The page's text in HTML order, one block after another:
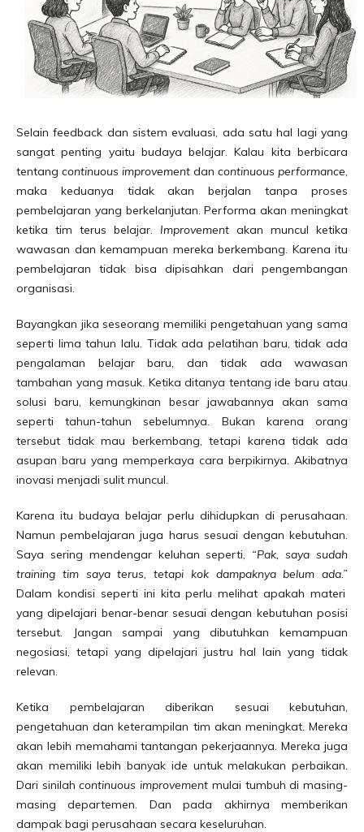
Selain feedback dan sistem evaluasi, ada satu hal lagi yang
sangat penting yaitu budaya belajar. Kalau kita berbicara
tentang continuous improvement dan continuous performance,
maka keduanya tidak akan berjalan tanpa proses
pembelajaran yang berkelanjutan. Performa akan meningkat
ketika tim terus belajar. Improvement akan muncul ketika
wawasan dan kemampuan mereka berkembang. Karena itu
pembelajaran tidak bisa dipisahkan dari pengembangan
organisasi.
Bayangkan jika seseorang memiliki pengetahuan yang sama
seperti lima tahun lalu. Tidak ada pelatihan baru, tidak ada
pengalaman belajar baru, dan tidak ada wawasan
tambahan yang masuk. Ketika ditanya tentang ide baru atau
solusi baru, kemungkinan besar jawabannya akan sama
seperti tahun-tahun sebelumnya. Bukan karena orang
tersebut tidak mau berkembang, tetapi karena tidak ada
asupan baru yang memperkaya cara berpikirnya. Akibatnya
inovasi menjadi sulit muncul.
Karena itu budaya belajar perlu dihidupkan di perusahaan.
Namun pembelajaran juga harus sesuai dengan kebutuhan.
Saya sering mendengar keluhan seperti, “Pak, saya sudah
training tim saya terus, tetapi kok dampaknya belum ada.”
Dalam kondisi seperti ini kita perlu melihat apakah materi
yang dipelajari benar-benar sesuai dengan kebutuhan posisi
tersebut. Jangan sampai yang dibutuhkan kemampuan
negosiasi, tetapi yang dipelajari justru hal lain yang tidak
relevan.
Ketika pembelajaran diberikan sesuai kebutuhan,
pengetahuan dan keterampilan tim akan meningkat. Mereka
akan lebih memahami tantangan pekerjaannya. Mereka juga
akan memiliki lebih banyak ide untuk melakukan perbaikan.
Dari sinilahcontinuous improvement mulai tumbuh di masing-
masing departemen. Dan pada akhirnya memberikan
dampak bagi perusahaan secara keseluruhan.